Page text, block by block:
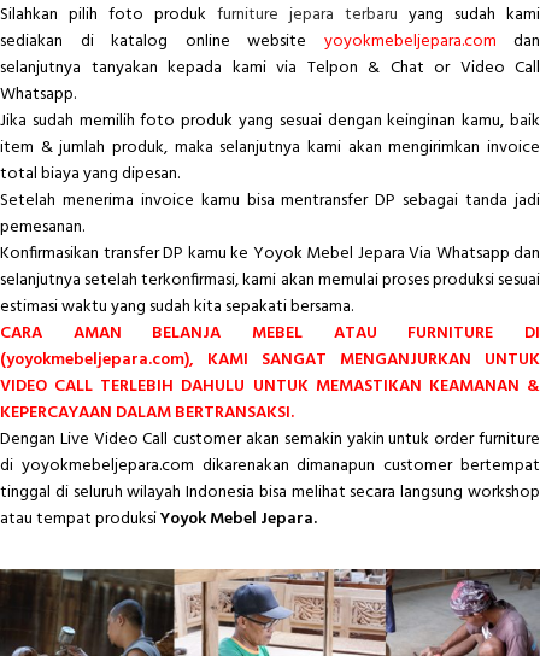
Silahkan pilih foto produk furniture jepara terbaru yang sudah kami
sediakan di katalog online website yoyokmebeljepara.com dan
selanjutnya tanyakan kepada kami via Telpon & Chat or Video Call
Whatsapp.
Jika sudah memilih foto produk yang sesuai dengan keinginan kamu, baik
item & jumlah produk, maka selanjutnya kami akan mengirimkan invoice
total biaya yang dipesan.
Setelah menerima invoice kamu bisa mentransfer DP sebagai tanda jadi
pemesanan.
Konfirmasikan transfer DP kamu ke Yoyok Mebel Jepara Via Whatsapp dan
selanjutnya setelah terkonfirmasi, kami akan memulai proses produksi sesuai
estimasi waktu yang sudah kita sepakati bersama.
CARA AMAN BELANJA MEBEL ATAU FURNITURE DI
(yoyokmebeljepara.com), KAMI SANGAT MENGANJURKAN UNTUK
VIDEO CALL TERLEBIH DAHULU UNTUK MEMASTIKAN KEAMANAN &
KEPERCAYAAN DALAM BERTRANSAKSI.
Dengan Live Video Call customer akan semakin yakin untuk order furniture
di yoyokmebeljepara.com dikarenakan dimanapun customer bertempat
tinggal di seluruh wilayah Indonesia bisa melihat secara langsung workshop
atau tempat produksiYoyok Mebel Jepara.